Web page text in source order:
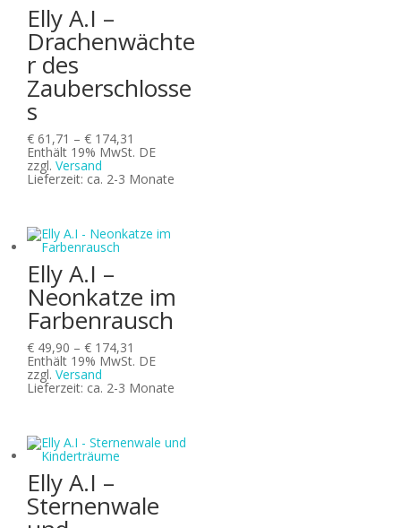
Elly A.I –
Drachenwächte
r des
Zauberschlosse
s
€ 61,71 –€ 174,31
€ 61,71
€ 174,31
Enthält 19% MwSt. DE
zzgl.Versand
Lieferzeit: ca. 2-3 Monate
Elly A.I –
Neonkatze im
Farbenrausch
€ 49,90 –€ 174,31
€ 49,90
€ 174,31
Enthält 19% MwSt. DE
zzgl.Versand
Lieferzeit: ca. 2-3 Monate
Elly A.I –
Sternenwale